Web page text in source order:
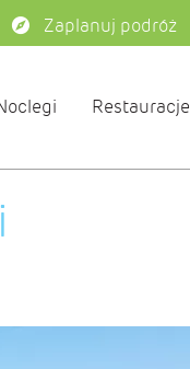
Zaplanuj podróż
Restauracje